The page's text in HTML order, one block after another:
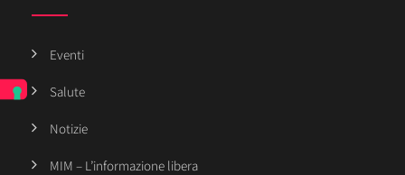
Eventi
Salute
Notizie
MIM – L’informazione libera